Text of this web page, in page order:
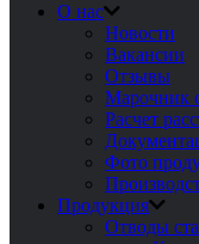
О нас
Новости
Вакансии
Отзывы
Марочник
Расчет
Фото
Продукция
Отводы